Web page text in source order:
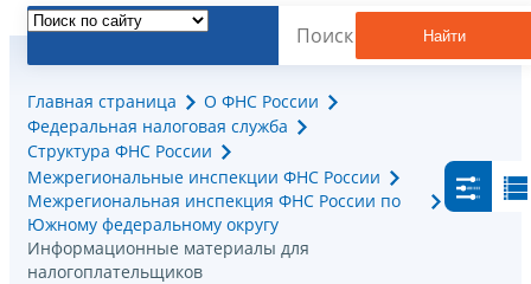
Найти
Главная страница
О ФНС России
Федеральная налоговая служба
Структура ФНС России
Межрегиональные инспекции ФНС России
Межрегиональная инспекция ФНС России по
Южному федеральному округу
Информационные материалы для
налогоплательщиков